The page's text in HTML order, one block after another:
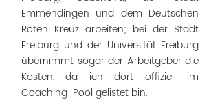
Emmendingen und dem Deutschen
Roten Kreuz arbeiten; bei der Stadt
Freiburg und der Universität Freiburg
übernimmt sogar der Arbeitgeber die
Kosten, da ich dort offiziell im
Coaching-Pool gelistet bin.